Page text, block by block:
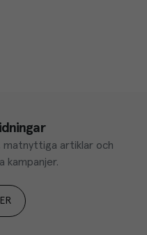
matnyttiga artiklar och
kampanjer.